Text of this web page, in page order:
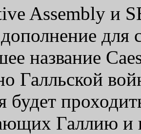
Assembly и
для
название
Галльской
будет
Галлию